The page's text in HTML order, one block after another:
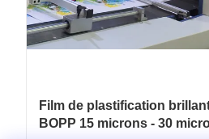
Film de plastification
BOPP 15 microns - 30